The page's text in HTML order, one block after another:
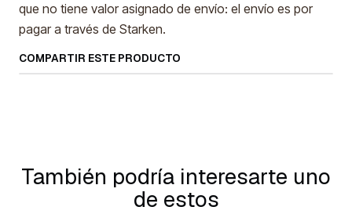
que no tiene valor asignado de envío: el envío es por
pagar a través de Starken.
COMPARTIR ESTE PRODUCTO
También podría interesarte uno
de estos